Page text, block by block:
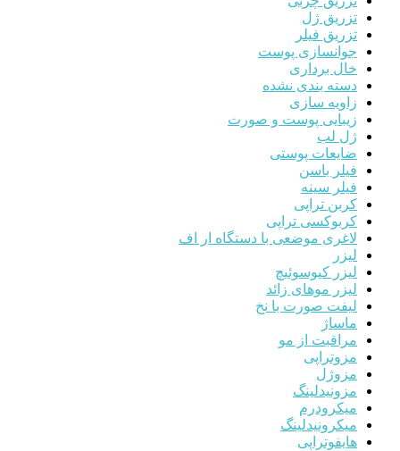
تزریق ژل
تزریق فیلر
جوانسازی پوست
خال برداری
دسته بندی نشده
زاویه سازی
زیبایی پوست و صورت
ژل لب
ضایعات پوستی
فیلر باسن
فیلر سینه
کربن تراپی
کربوکسی تراپی
لاغری موضعی با دستگاه ار اف
لیزر
لیزر کیوسوئیچ
لیزر موهای زائد
لیفت صورت با نخ
ماساژ
مراقبت از مو
مزوتراپی
مزوژل
مزونیدلینگ
میکرودرم
میکرونیدلینگ
هایفوتراپی